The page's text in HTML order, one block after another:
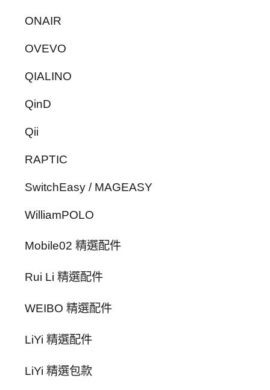
ONAIR
OVEVO
QIALINO
QinD
Qii
RAPTIC
SwitchEasy / MAGEASY
WilliamPOLO
Mobile02 精選配件
Rui Li 精選配件
WEIBO 精選配件
LiYi 精選配件
LiYi 精選包款